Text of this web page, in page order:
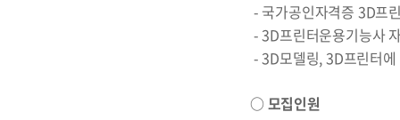
- 국가공인자격증 3D프
- 3D프린터운용기능사
- 3D모델링, 3D프린터
○ 모집인원